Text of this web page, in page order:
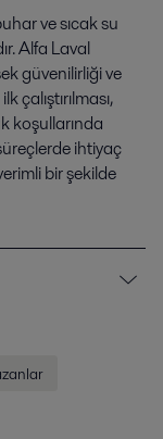
ve sıcak su
Alfa Laval
güvenilirliği ve
çalıştırılması,
koşullarında
ihtiyaç
bir şekilde